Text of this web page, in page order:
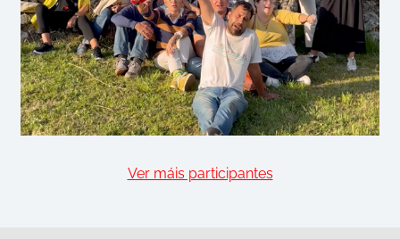
Ver máis participantes